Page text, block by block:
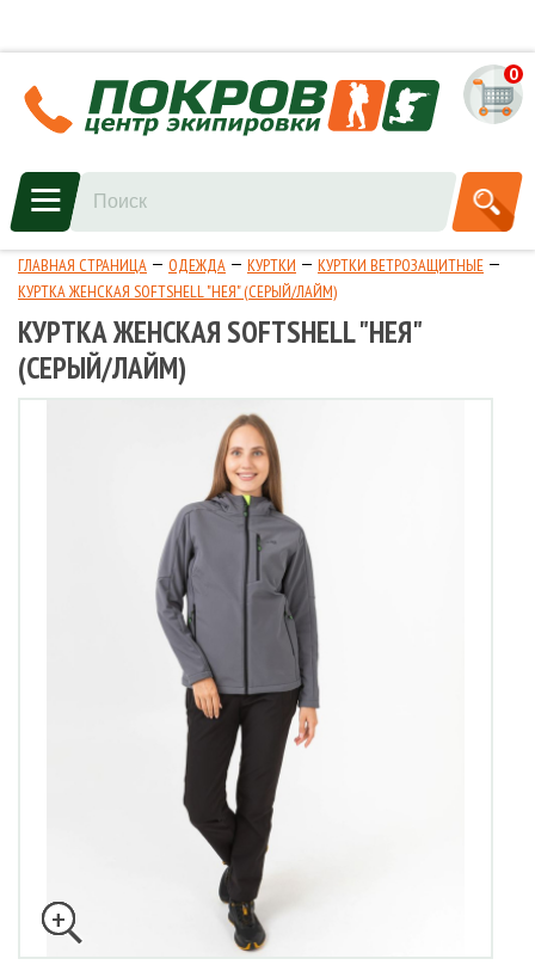
0
ГЛАВНАЯ СТРАНИЦА ОДЕЖДА КУРТКИ
КУРТКИ ВЕТРОЗАЩИТНЫЕ
КУРТКА ЖЕНСКАЯ SOFTSHELL "НЕЯ" (СЕРЫЙ/ЛАЙМ)
КУРТКА ЖЕНСКАЯ SOFTSHELL "НЕЯ"
(СЕРЫЙ/ЛАЙМ)